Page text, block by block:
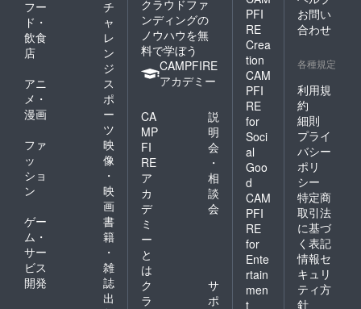
フー
ド・
飲食
店
チ
ャ
レ
ン
ジ
アニ
メ・
漫画
ス
ポ
ー
ツ
ファ
ッ
ショ
ン
映
像
・
映
画
ゲー
ム・
サー
ビス
開発
書
籍
・
雑
誌
出
クラウドファ
ンディングの
ノウハウを無
料で学ぼう
CAMPFIRE
アカデミー
CA
MP
FI
RE
ア
カ
デ
ミ
ー
と
は
説
明
会
・
相
談
会
ク
ラ
サ
ポ
PFI
RE
Crea
tion
CAM
PFI
RE
for
Soci
al
Goo
d
CAM
PFI
RE
for
Ente
rtain
men
t
お問い
合わせ
各種規定
利用規
約
細則
プライ
バシー
ポリ
シー
特定商
取引法
に基づ
く表記
情報セ
キュリ
ティ方
針